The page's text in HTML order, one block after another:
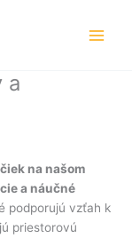
a
na našom
a náučné
podporujú vzťah k
priestorovú